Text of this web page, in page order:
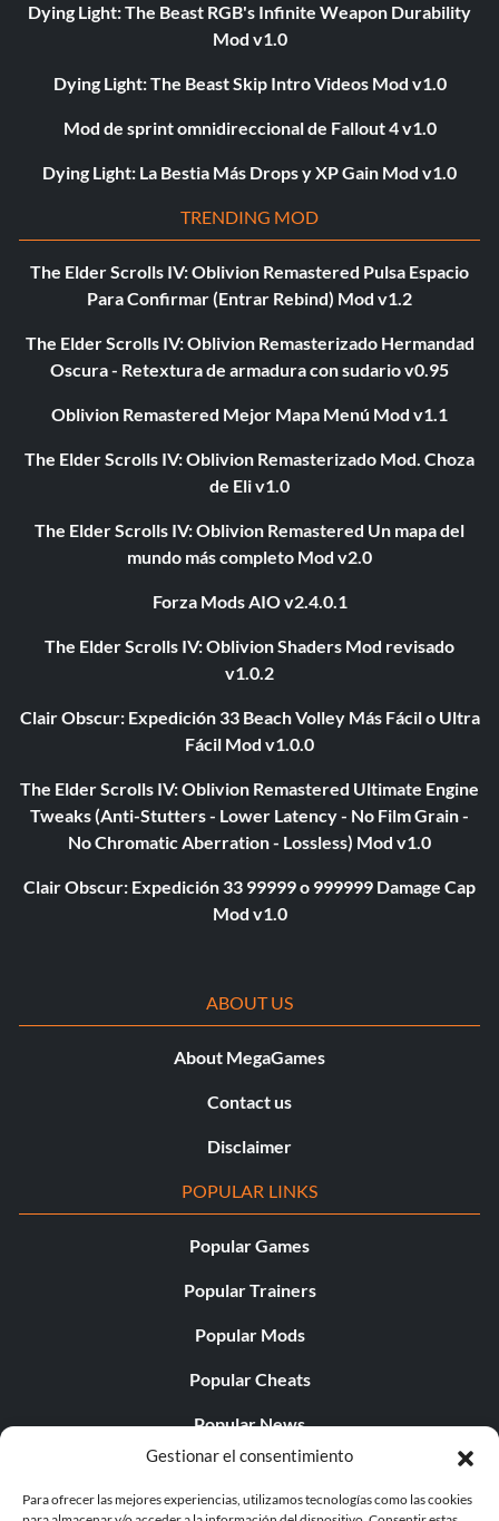
Gestionar el consentimiento
Para ofrecer las mejores experiencias, utilizamos tecnologías como las cookies
Dying Light: The Beast RGB's Infinite Weapon Durability
Mod v1.0
Dying Light: The Beast Skip Intro Videos Mod v1.0
Mod de sprint omnidireccional de Fallout 4 v1.0
Dying Light: La Bestia Más Drops y XP Gain Mod v1.0
TRENDING MOD
The Elder Scrolls IV: Oblivion Remastered Pulsa Espacio
Para Confirmar (Entrar Rebind) Mod v1.2
The Elder Scrolls IV: Oblivion Remasterizado Hermandad
Oscura - Retextura de armadura con sudario v0.95
Oblivion Remastered Mejor Mapa Menú Mod v1.1
The Elder Scrolls IV: Oblivion Remasterizado Mod. Choza
de Eli v1.0
The Elder Scrolls IV: Oblivion Remastered Un mapa del
mundo más completo Mod v2.0
Forza Mods AIO v2.4.0.1
The Elder Scrolls IV: Oblivion Shaders Mod revisado
v1.0.2
Clair Obscur: Expedición 33 Beach Volley Más Fácil o Ultra
Fácil Mod v1.0.0
The Elder Scrolls IV: Oblivion Remastered Ultimate Engine
Tweaks (Anti-Stutters - Lower Latency - No Film Grain -
No Chromatic Aberration - Lossless) Mod v1.0
Clair Obscur: Expedición 33 99999 o 999999 Damage Cap
Mod v1.0
ABOUT US
About MegaGames
Contact us
Disclaimer
POPULAR LINKS
Popular Games
Popular Trainers
Popular Mods
Popular Cheats
Popular News
Popular Editorials
Popular Free Games